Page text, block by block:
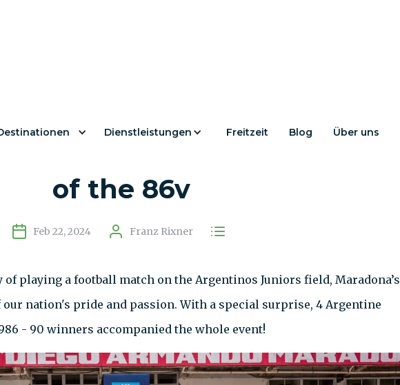
Dienstleistungen Freitzeit Blog Über uns
with the world champions
of the 86v
Feb 22, 2024 Franz Rixner
playing a football match on the Argentinos Juniors field, Maradona’s
our nation's pride and passion. With a special surprise, 4 Argentine
- 90 winners accompanied the whole event!